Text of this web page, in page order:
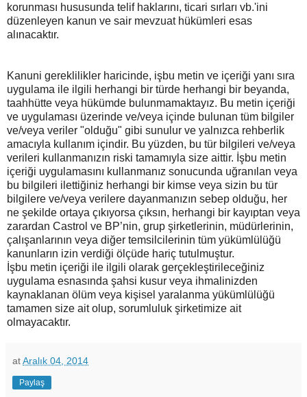
korunması hususunda telif haklarını, ticari sırları vb.'ini
düzenleyen kanun ve sair mevzuat hükümleri esas
alınacaktır.
Kanuni gereklilikler haricinde, işbu metin ve içeriği yanı sıra
uygulama ile ilgili herhangi bir türde herhangi bir beyanda,
taahhütte veya hükümde bulunmamaktayız. Bu metin içeriği
ve uygulaması üzerinde ve/veya içinde bulunan tüm bilgiler
ve/veya veriler "olduğu" gibi sunulur ve yalnızca rehberlik
amacıyla kullanım içindir. Bu yüzden, bu tür bilgileri ve/veya
verileri kullanmanızın riski tamamıyla size aittir. İşbu metin
içeriği uygulamasını kullanmanız sonucunda uğranılan veya
bu bilgileri ilettiğiniz herhangi bir kimse veya sizin bu tür
bilgilere ve/veya verilere dayanmanızın sebep olduğu, her
ne şekilde ortaya çıkıyorsa çıksın, herhangi bir kayıptan veya
zarardan Castrol ve BP’nin, grup şirketlerinin, müdürlerinin,
çalışanlarının veya diğer temsilcilerinin tüm yükümlülüğü
kanunların izin verdiği ölçüde hariç tutulmuştur.
İşbu metin içeriği ile ilgili olarak gerçekleştirileceğiniz
uygulama esnasında şahsi kusur veya ihmalinizden
kaynaklanan ölüm veya kişisel yaralanma yükümlülüğü
tamamen size ait olup, sorumluluk şirketimize ait
olmayacaktır.
atAralık 04, 2014
Paylaş